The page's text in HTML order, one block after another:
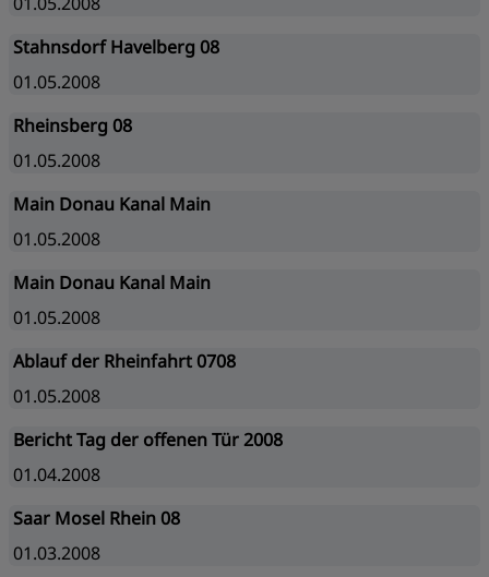
Stahnsdorf Havelberg 08
01.05.2008
Rheinsberg 08
01.05.2008
Main Donau Kanal Main
01.05.2008
Main Donau Kanal Main
01.05.2008
Ablauf der Rheinfahrt 0708
01.05.2008
Bericht Tag der offenen Tür 2008
01.04.2008
Saar Mosel Rhein 08
01.03.2008